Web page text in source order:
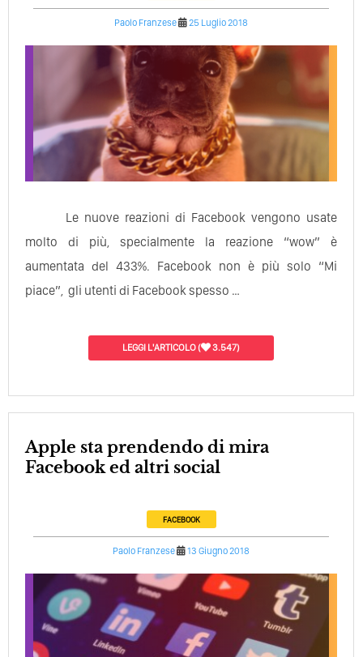
Paolo Franzese 25 Luglio 2018
Le nuove reazioni di Facebook vengono usate
molto di più, specialmente la reazione “wow” è
aumentata del 433%. Facebook non è più solo “Mi
piace”, gli utenti di Facebook spesso …
LEGGI L'ARTICOLO( 3.547)
Apple sta prendendo di mira
Facebook ed altri social
FACEBOOK
Paolo Franzese 13 Giugno 2018